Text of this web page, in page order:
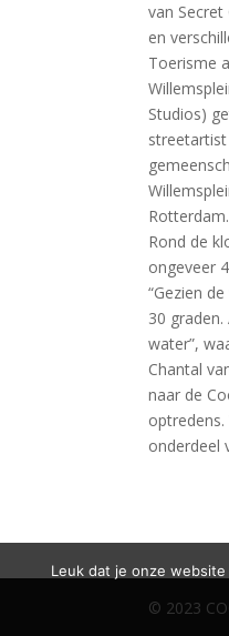
van
en
Toerisme
Studios)
Rotterdam.
Rond de
ongeveer
“Gezien
30
water”,
Chantal
naar de
onderdeel
© 2023
Leuk dat je onze